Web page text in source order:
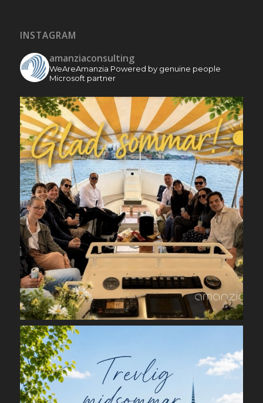
INSTAGRAM
amanziaconsulting
WeAreAmanzia Powered by genuine people
Microsoft partner